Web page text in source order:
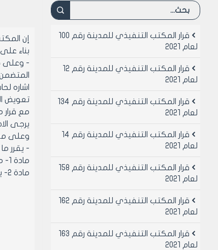
إن
بناء على
تعويض
مع قرار
يرجى
وعلى
- يقرر
مادة 1- مع عدم الموافقة على الطلب المقدم من المواطنة مريم الشيخ علي المتضمن الموافقه على ايوائها بمسكن شعبي
مادة 2- ينشر هذا القرار في لوحة إعلانات مجلس المدينة ويبلغ من يلزم لتنفيذه اصولا
قرار المكتب التنفيذي للمدينة رقم 100
لعام 2021
قرار المكتب التنفيذي للمدينة رقم 12
لعام 2021
قرار المكتب التنفيذي للمدينة رقم 134
لعام 2021
قرار المكتب التنفيذي للمدينة رقم 14
لعام 2021
قرار المكتب التنفيذي للمدينة رقم 158
لعام 2021
قرار المكتب التنفيذي للمدينة رقم 162
لعام 2021
قرار المكتب التنفيذي للمدينة رقم 163
لعام 2021